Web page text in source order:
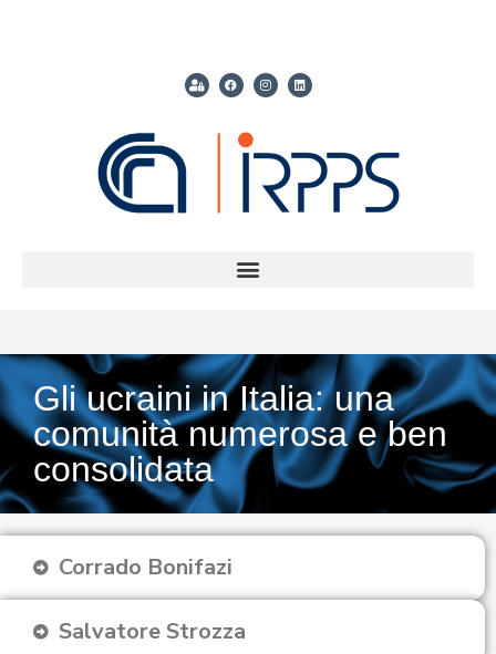
Gli ucraini in Italia: una
comunità numerosa e ben
consolidata
Corrado Bonifazi
Salvatore Strozza